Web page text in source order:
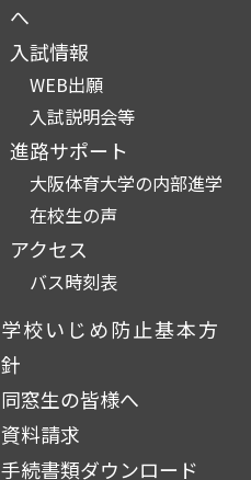
へ
入試情報
WEB出願
入試説明会等
進路サポート
大阪体育大学の内部進学
在校生の声
アクセス
バス時刻表
学校いじめ防止基本方
針
同窓生の皆様へ
資料請求
手続書類ダウンロード